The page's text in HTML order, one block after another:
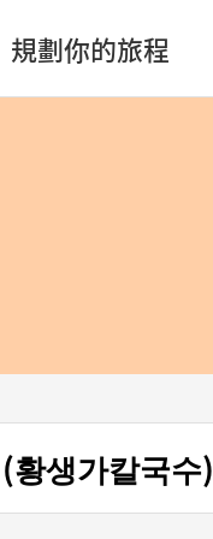
規劃你的旅程
황생가칼국수)